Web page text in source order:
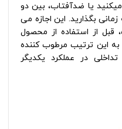
ميكنيد یا ضدآفتاب، بین دو
فاصله زمانی بگذارید. این اجازه می
قبل از استفاده از محصول
این ترتیب مرطوب کننده
در عملکرد یکدیگر